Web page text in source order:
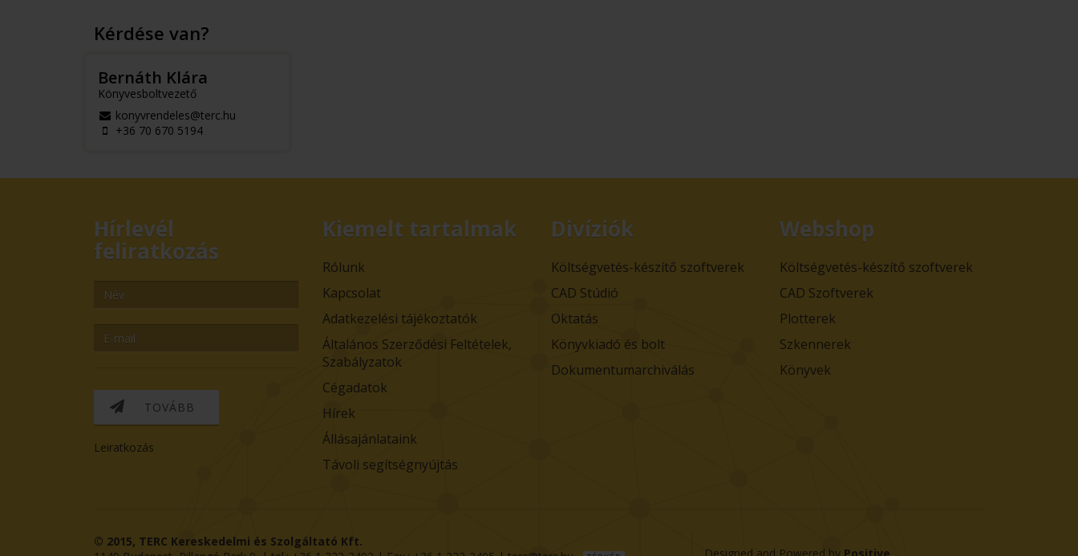
Kérdése van?
Bernáth Klára
Könyvesboltvezető
konyvrendeles@terc.hu
+36 70 670 5194
Hírlevél
feliratkozás
TOVÁBB
Leiratkozás
Kiemelt tartalmak
Rólunk
Kapcsolat
Adatkezelési tájékoztatók
Általános Szerződési Feltételek,
Szabályzatok
Cégadatok
Hírek
Állásajánlataink
Távoli segítségnyújtás
Divíziók
Költségvetés-készítő szoftverek
CAD Stúdió
Oktatás
Könyvkiadó és bolt
Dokumentumarchiválás
Webshop
Költségvetés-készítő szoftverek
CAD Szoftverek
Plotterek
Szkennerek
Könyvek
© 2015, TERC Kereskedelmi és Szolgáltató Kft.